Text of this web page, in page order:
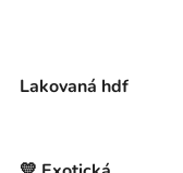
Lakovaná hdf